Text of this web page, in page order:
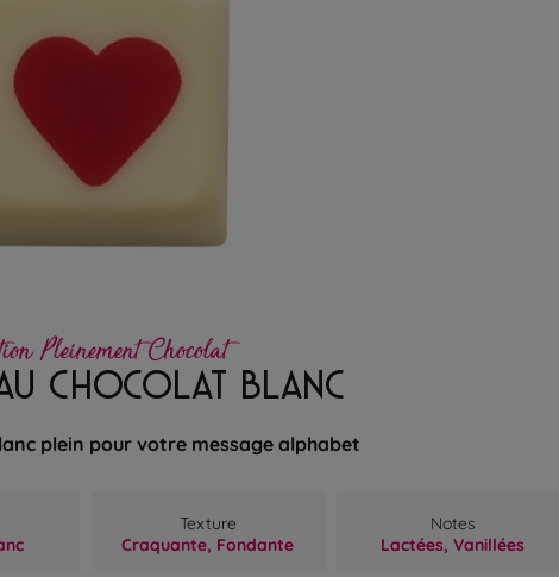
Pleinement Chocolat
CHOCOLAT BLANC
plein pour votre message alphabet
Texture
Craquante, Fondante
Notes
Lactées, Vanillées